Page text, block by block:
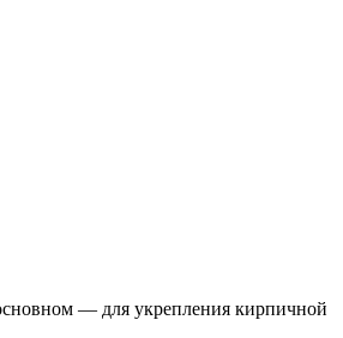
— для укрепления кирпичной